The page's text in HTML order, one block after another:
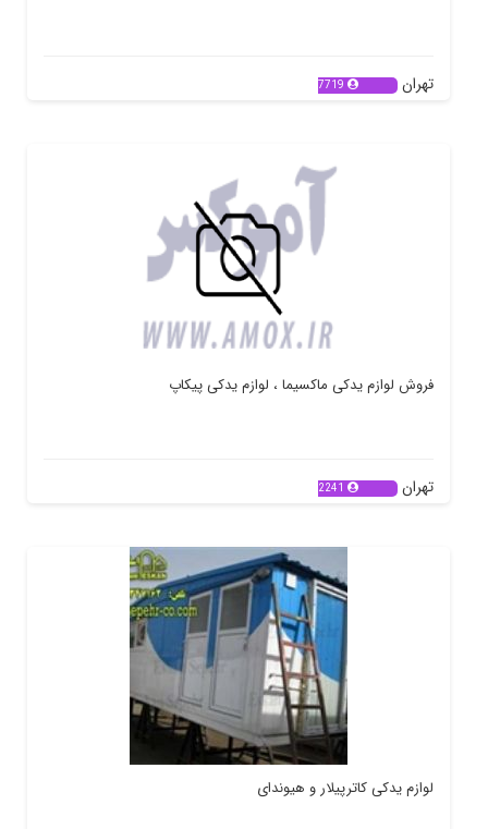
تهران 7719
فروش لوازم یدکی ماکسیما ، لوازم یدکی پیکاپ
تهران 2241
لوازم یدکی کاترپیلار و هیوندای